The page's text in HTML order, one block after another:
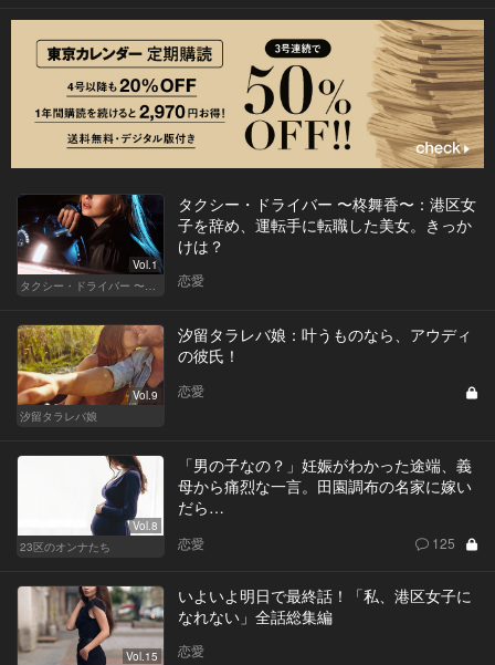
Vol.1
タクシー・ドライバー 〜柊舞香〜
タクシー・ドライバー 〜柊舞香〜：港区女
子を辞め、運転手に転職した美女。きっか
けは？
恋愛
Vol.9
汐留タラレバ娘
汐留タラレバ娘：叶うものなら、アウディ
の彼氏！
恋愛
Vol.8
23区のオンナたち
「男の子なの？」妊娠がわかった途端、義
母から痛烈な一言。田園調布の名家に嫁い
だら…
恋愛 125
Vol.15
いよいよ明日で最終話！「私、港区女子に
なれない」全話総集編
恋愛